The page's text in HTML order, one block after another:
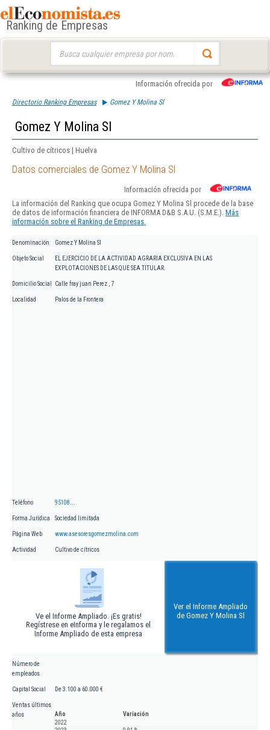
Ranking de Empresas
Información ofrecida por
Directorio Ranking Empresas Gomez Y Molina Sl
Gomez Y Molina Sl
Cultivo de cítricos | Huelva
Datos comerciales de Gomez Y Molina Sl
Información ofrecida por
La información del Ranking que ocupa Gomez Y Molina Sl procede de la base
de datos de información financiera de INFORMA D&B S.A.U. (S.M.E.). Más
información sobre el Ranking de Empresas.
Denominación Gomez Y Molina Sl
Objeto Social
EL EJERCICIO DE LA ACTIVIDAD AGRARIA EXCLUSIVA EN LAS
EXPLOTACIONES DE LAS QUE SEA TITULAR.
Domicilio Social Calle fray juan Perez , 7
Localidad Palos de la Frontera
Teléfono 95108...
Forma Jurídica Sociedad limitada
Página Web www.asesoresgomezmolina.com
Actividad Cultivo de cítricos
Ve el Informe Ampliado. ¡Es gratis!
Regístrese en eInforma y le regalamos el
Informe Ampliado de esta empresa
Ver el Informe Ampliado
de Gomez Y Molina Sl
Número de
empleados
Capital Social De 3.100 a 60.000 €
Ventas últimos
años
Año
Variación
2022